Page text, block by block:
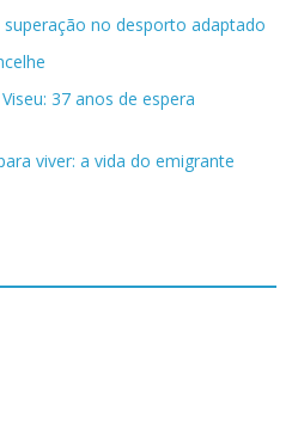
no desporto adaptado
37 anos de espera
viver: a vida do emigrante